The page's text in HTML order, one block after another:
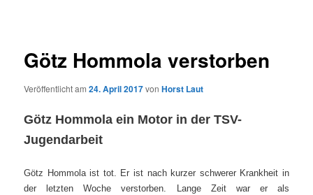
Götz Hommola verstorben
Veröffentlicht am24. April 2017vonHorst Laut
Götz Hommola ein Motor in der TSV-
Jugendarbeit
Götz Hommola ist tot. Er ist nach kurzer schwerer Krankheit in
der letzten Woche verstorben. Lange Zeit war er als